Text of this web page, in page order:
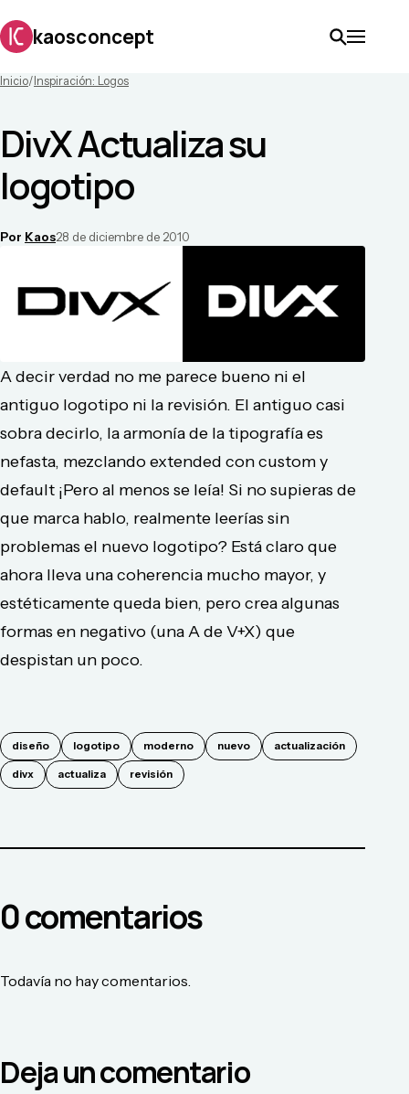
kaosconcept
Inicio/ Inspiración: Logos
DivX Actualiza su
logotipo
Por Kaos28 de diciembre de 2010
A decir verdad no me parece bueno ni el
antiguo logotipo ni la revisión. El antiguo casi
sobra decirlo, la armonía de la tipografía es
nefasta, mezclando extended con custom y
default ¡Pero al menos se leía! Si no supieras de
que marca hablo, realmente leerías sin
problemas el nuevo logotipo? Está claro que
ahora lleva una coherencia mucho mayor, y
estéticamente queda bien, pero crea algunas
formas en negativo (una A de V+X) que
despistan un poco.
diseño logotipo moderno nuevo actualización
divx actualiza revisión
0comentarios
Todavía no hay comentarios.
Deja un comentario